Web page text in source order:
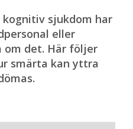
kognitiv sjukdom har
eller
om det. Här följer
smärta kan yttra